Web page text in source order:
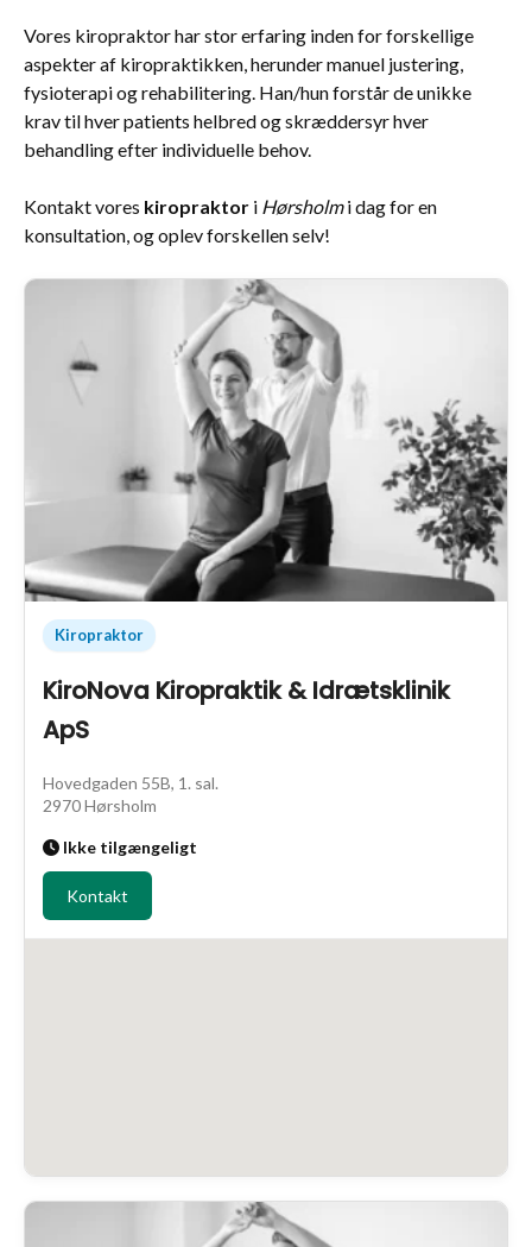
Vores kiropraktor har stor erfaring inden for forskellige
aspekter af kiropraktikken, herunder manuel justering,
fysioterapi og rehabilitering. Han/hun forstår de unikke
krav til hver patients helbred og skræddersyr hver
behandling efter individuelle behov.
Kontakt vores kiropraktor i Hørsholmi dag for en
konsultation, og oplev forskellen selv!
Kiropraktor
KiroNova Kiropraktik & Idrætsklinik
ApS
Hovedgaden 55B, 1. sal.
2970 Hørsholm
Ikke tilgængeligt
Kontakt